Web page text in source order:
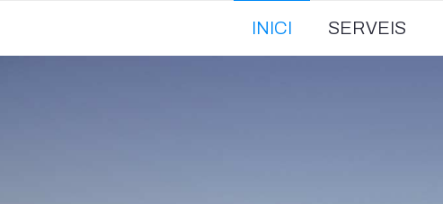
INICI SERVEIS